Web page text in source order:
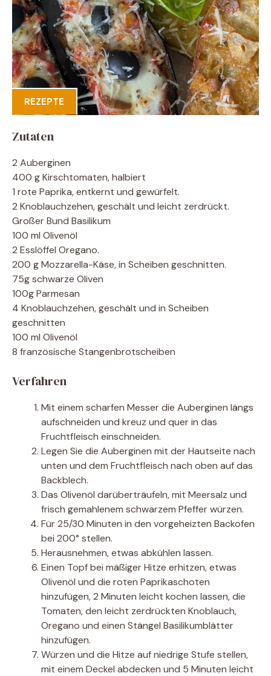
REZEPTE
Zutaten
2 Auberginen
400 g Kirschtomaten, halbiert
1 rote Paprika, entkernt und gewürfelt.
2 Knoblauchzehen, geschält und leicht zerdrückt.
Großer Bund Basilikum
100 ml Olivenöl
2 Esslöffel Oregano.
200 g Mozzarella-Käse, in Scheiben geschnitten.
75g schwarze Oliven
100g Parmesan
4 Knoblauchzehen, geschält und in Scheiben
geschnitten
100 ml Olivenöl
8 französische Stangenbrotscheiben
Verfahren
Mit einem scharfen Messer die Auberginen längs
aufschneiden und kreuz und quer in das
Fruchtfleisch einschneiden.
Legen Sie die Auberginen mit der Hautseite nach
unten und dem Fruchtfleisch nach oben auf das
Backblech.
Das Olivenöl darüberträufeln, mit Meersalz und
frisch gemahlenem schwarzem Pfeffer würzen.
Für 25/30 Minuten in den vorgeheizten Backofen
bei 200° stellen.
Herausnehmen, etwas abkühlen lassen.
Einen Topf bei mäßiger Hitze erhitzen, etwas
Olivenöl und die roten Paprikaschoten
hinzufügen, 2 Minuten leicht kochen lassen, die
Tomaten, den leicht zerdrückten Knoblauch,
Oregano und einen Stängel Basilikumblätter
hinzufügen.
Würzen und die Hitze auf niedrige Stufe stellen,
mit einem Deckel abdecken und 5 Minuten leicht